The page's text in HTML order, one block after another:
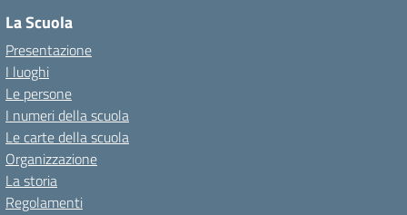
La Scuola
Presentazione
I luoghi
Le persone
I numeri della scuola
Le carte della scuola
Organizzazione
La storia
Regolamenti